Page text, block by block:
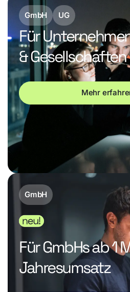
GmbH UG
Für
& Gesellschaften
Mehr
GmbH
Für GmbHs ab 1
Jahresumsatz